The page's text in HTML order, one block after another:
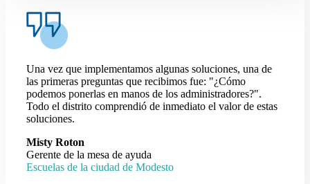
Una vez que implementamos algunas soluciones, una de
las primeras preguntas que recibimos fue: "¿Cómo
podemos ponerlas en manos de los administradores?".
Todo el distrito comprendió de inmediato el valor de estas
soluciones.
Misty Roton
Gerente de la mesa de ayuda
Escuelas de la ciudad de Modesto